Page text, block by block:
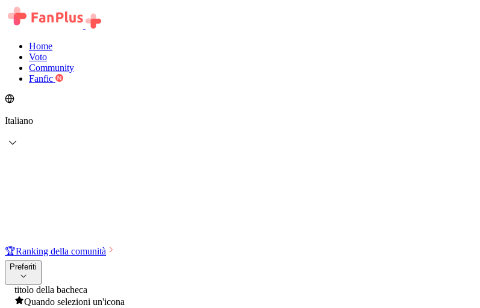
Home
Voto
Community
Fanfic
Italiano
🏆Ranking della comunità
Preferiti
titolo della bacheca
Quando selezioni un'icona